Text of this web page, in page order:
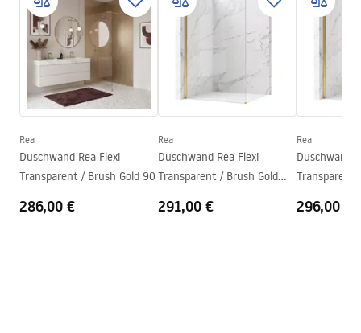
Montageart
Aufputz
Höhenverstellung
Maximalhöhe
Wannenauslauf
Ja, schwenkbar
Druckregelung
Anti-Calc System
Beschichtungstechnologie
PVD
Garantie
24 monate
Safety_Information_Shower_set.pdf
Garantiebedingungen
Warranty_Terms_and_Conditions_Faucets_-_5.pdf
Rea
Duschwand Rea Flexi
Transparent / Brush Gold 90
286,00 €
Rea
Duschwand Rea Flexi
Transparent / Brush Gold
291,00 €
Rea
Duschwand
Transparent
296,00 €